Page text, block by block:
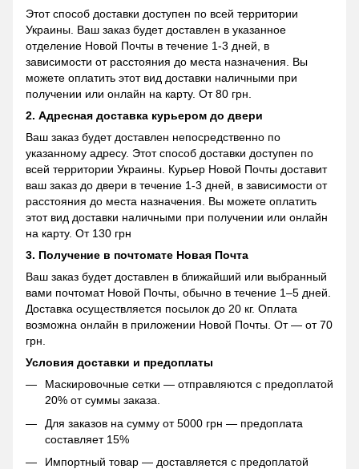
Этот способ доставки доступен по всей территории
Украины. Ваш заказ будет доставлен в указанное
отделение Новой Почты в течение 1-3 дней, в
зависимости от расстояния до места назначения. Вы
можете оплатить этот вид доставки наличными при
получении или онлайн на карту. От 80 грн.
2. Адресная доставка курьером до двери
Ваш заказ будет доставлен непосредственно по
указанному адресу. Этот способ доставки доступен по
всей территории Украины. Курьер Новой Почты доставит
ваш заказ до двери в течение 1-3 дней, в зависимости от
расстояния до места назначения. Вы можете оплатить
этот вид доставки наличными при получении или онлайн
на карту. От 130 грн
3. Получение в почтомате Новая Почта
Ваш заказ будет доставлен в ближайший или выбранный
вами почтомат Новой Почты, обычно в течение 1–5 дней.
Доставка осуществляется посылок до 20 кг. Оплата
возможна онлайн в приложении Новой Почты. От — от 70
грн.
Условия доставки и предоплаты
Маскировочные сетки — отправляются с предоплатой
20% от суммы заказа.
Для заказов на сумму от 5000 грн — предоплата
составляет 15%
Импортный товар — доставляется с предоплатой